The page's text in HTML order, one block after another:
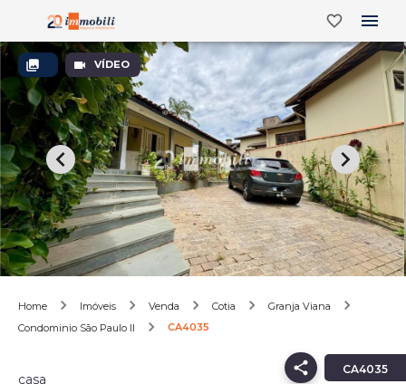
VÍDEO
Home Imóveis Venda Cotia
Granja Viana
Condominio São Paulo II
CA4035
CA4035
casa